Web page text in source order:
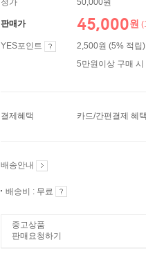
정가 50,000원
판매가 45,000원
YES포인트
2,500원 (5% 적립)
5만원이상 구매 시
결제혜택 카드/간편결제 혜
배송안내
배송비 : 무료
중고상품
판매요청하기